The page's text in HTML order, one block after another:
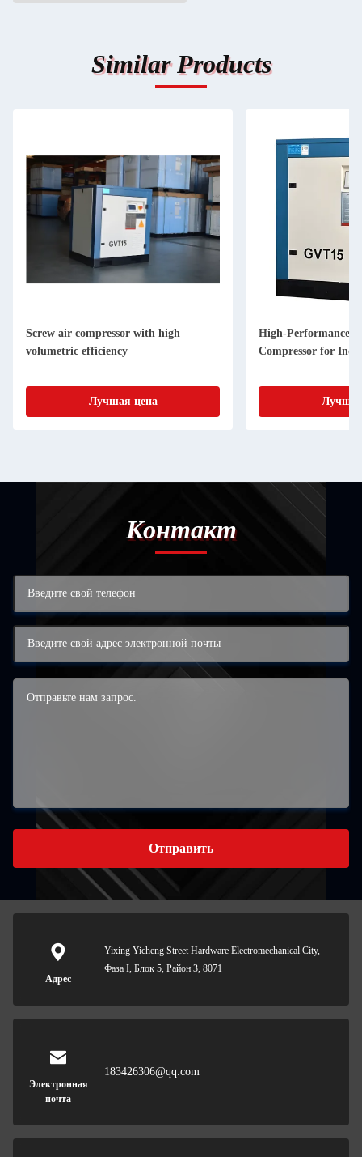
Similar Products
Screw air compressor with high
volumetric efficiency
Лучшая цена
High-Performance
Compressor for
Контакт
Отправить
Адрес
Yixing Yicheng Street Hardware Electromechanical City,
Фаза I, Блок 5, Район 3, 8071
Электронная
почта
183426306@qq.com